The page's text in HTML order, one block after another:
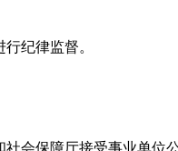
纪律监督。
会保障厅接受事业单位